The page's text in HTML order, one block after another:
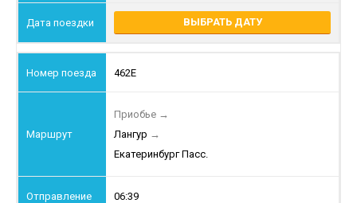
ВЫБРАТЬ ДАТУ
462Е
Приобье →
Лангур →
Екатеринбург Пасс.
06:39